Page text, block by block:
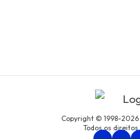
Copyright © 1998-2026
Todos os